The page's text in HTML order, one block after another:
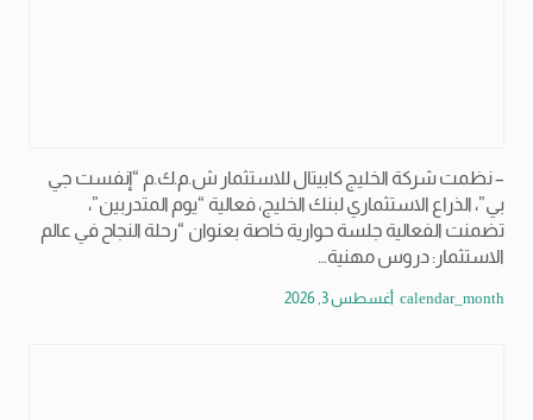
– نظمت شركة الخليج كابيتال للاستثمار ش.م.ك.م “إنفست جي
بي”، الذراع الاستثماري لبنك الخليج، فعالية “يوم المتدربين”،
تضمنت الفعالية جلسة حوارية خاصة بعنوان “رحلة النجاح في عالم
الاستثمار: دروس مهنية…
calendar_month أغسطس 3, 2026